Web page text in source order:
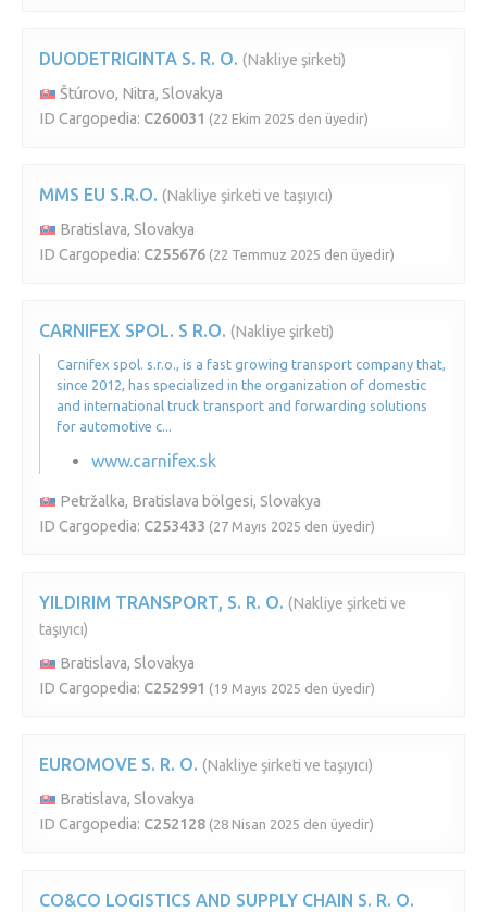
DUODETRIGINTA S. R. O. (Nakliye şirketi)
Štúrovo, Nitra, Slovakya
ID Cargopedia: C260031 (22 Ekim 2025 den üyedir)
MMS EU S.R.O. (Nakliye şirketi ve taşıyıcı)
Bratislava, Slovakya
ID Cargopedia: C255676 (22 Temmuz 2025 den üyedir)
CARNIFEX SPOL. S R.O. (Nakliye şirketi)
Carnifex spol. s.r.o., is a fast growing transport company that,
since 2012, has specialized in the organization of domestic
and international truck transport and forwarding solutions
for automotive c...
www.carnifex.sk
Petržalka, Bratislava bölgesi, Slovakya
ID Cargopedia: C253433 (27 Mayıs 2025 den üyedir)
YILDIRIM TRANSPORT, S. R. O. (Nakliye şirketi ve
taşıyıcı)
Bratislava, Slovakya
ID Cargopedia: C252991 (19 Mayıs 2025 den üyedir)
EUROMOVE S. R. O. (Nakliye şirketi ve taşıyıcı)
Bratislava, Slovakya
ID Cargopedia: C252128 (28 Nisan 2025 den üyedir)
CO&CO LOGISTICS AND SUPPLY CHAIN S. R. O.